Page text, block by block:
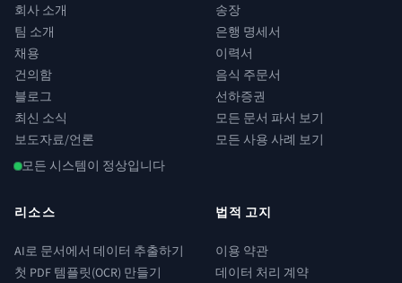
회사 소개
팀 소개
채용
건의함
블로그
최신 소식
보도자료/언론
모든 시스템이 정상입니다
송장
은행 명세서
이력서
음식 주문서
선하증권
모든 문서 파서 보기
모든 사용 사례 보기
리소스
AI로 문서에서 데이터 추출하기
첫 PDF 템플릿(OCR) 만들기
법적 고지
이용 약관
데이터 처리 계약